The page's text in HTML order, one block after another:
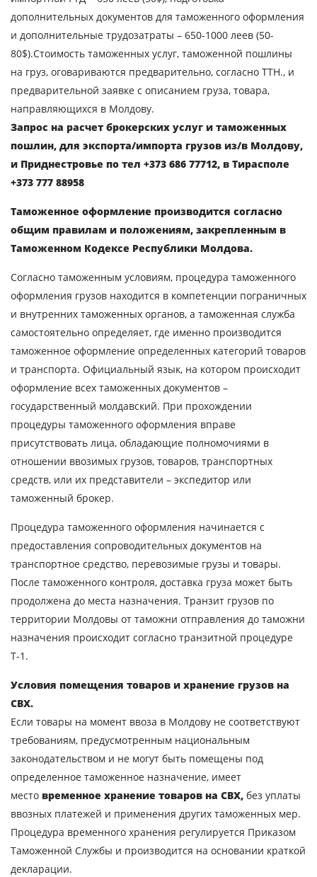
дополнительных документов для таможенного оформления
и дополнительные трудозатраты – 650-1000 леев (50-
80$).Стоимость таможенных услуг, таможенной пошлины
на груз, оговариваются предварительно, согласно ТТН., и
предварительной заявке с описанием груза, товара,
направляющихся в Молдову.
Запрос на расчет брокерских услуг и таможенных
пошлин, для экспорта/импорта грузов из/в Молдову,
и Приднестровье по тел +373 686 77712, в Тирасполе
+373 777 88958
Таможенное оформление производится согласно
общим правилам и положениям, закрепленным в
Таможенном Кодексе Республики Молдова.
Согласно таможенным условиям, процедура таможенного
оформления грузов находится в компетенции пограничных
и внутренних таможенных органов, а таможенная служба
самостоятельно определяет, где именно производится
таможенное оформление определенных категорий товаров
и транспорта. Официальный язык, на котором происходит
оформление всех таможенных документов –
государственный молдавский. При прохождении
процедуры таможенного оформления вправе
присутствовать лица, обладающие полномочиями в
отношении ввозимых грузов, товаров, транспортных
средств, или их представители – экспедитор или
таможенный брокер.
Процедура таможенного оформления начинается с
предоставления сопроводительных документов на
транспортное средство, перевозимые грузы и товары.
После таможенного контроля, доставка груза может быть
продолжена до места назначения. Транзит грузов по
территории Молдовы от таможни отправления до таможни
назначения происходит согласно транзитной процедуре
Т-1.
Условия помещения товаров и хранение грузов на
СВХ.
Если товары на момент ввоза в Молдову не соответствуют
требованиям, предусмотренным национальным
законодательством и не могут быть помещены под
определенное таможенное назначение, имеет
место временное хранение товаров на СВХ, без уплаты
ввозных платежей и применения других таможенных мер.
Процедура временного хранения регулируется Приказом
Таможенной Службы и производится на основании краткой
декларации.
перевозки
Город загрузки
Город выгрузки
Наименование груза
Дата загрузки
Вес груза, ( т )
Контактное лицо
Контактный телефон
Отправляя заявку, вы соглашаетесь на
обработку персональных данных.
ОТПРАВИТЬ